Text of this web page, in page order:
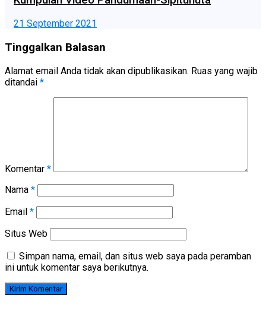
21 September 2021
Tinggalkan Balasan
Alamat email Anda tidak akan dipublikasikan. Ruas yang wajib
ditandai *
Komentar *
Nama *
Email *
Situs Web
Simpan nama, email, dan situs web saya pada peramban
ini untuk komentar saya berikutnya.